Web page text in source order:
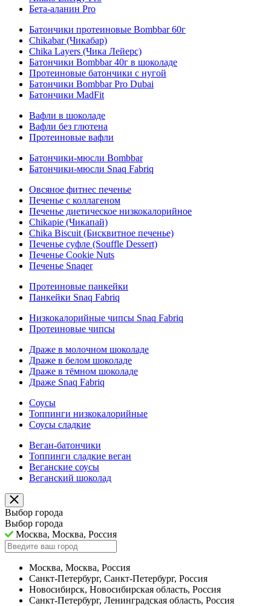
Бета-аланин Pro
Батончики протеиновые Bombbar 60г
Chikabar (Чикабар)
Chika Layers (Чика Лейерс)
Батончики Bombbar 40г в шоколаде
Протеиновые батончики с нугой
Батончики Bombbar Pro Dubai
Батончики MadFit
Вафли в шоколаде
Вафли без глютена
Протеиновые вафли
Батончики-мюсли Bombbar
Батончики-мюсли Snaq Fabriq
Овсяное фитнес печенье
Печенье с коллагеном
Печенье диетическое низкокалорийное
Chikapie (Чикапай)
Chika Biscuit (Бисквитное печенье)
Печенье суфле (Souffle Dessert)
Печенье Cookie Nuts
Печенье Snaqer
Протеиновые панкейки
Панкейки Snaq Fabriq
Низкокалорийные чипсы Snaq Fabriq
Протеиновые чипсы
Драже в молочном шоколаде
Драже в белом шоколаде
Драже в тёмном шоколаде
Драже Snaq Fabriq
Соусы
Топпинги низкокалорийные
Соусы сладкие
Веган-батончики
Топпинги сладкие веган
Веганские соусы
Веганский шоколад
Выбор города
Выбор города
Москва, Москва, Россия
Москва, Москва, Россия
Санкт-Петербург, Санкт-Петербург, Россия
Новосибирск, Новосибирская область, Россия
Санкт-Петербург, Ленинградская область, Россия